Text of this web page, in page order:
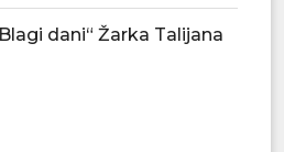
dani“ Žarka Talijana